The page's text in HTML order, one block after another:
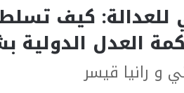
للعدالة: كيف
العدل الدولية
و رانيا قيسر